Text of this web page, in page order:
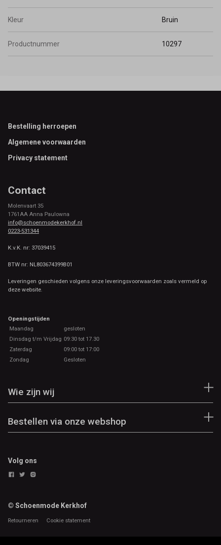
Kleur Bruin
Productnummer 10297
Footer
Bestelling herroepen
Algemene voorwaarden
Privacy statement
Contact
Molenvaart 35
1761AA Anna Paulowna
info@schoenmodekerkhof.nl
0223-531344
K.v.K. nr: 37039415
BTW nr: NL803674399B01
Leveringen geschieden volgens onze leveringsvoorwaarden zoals vermeld op
deze website.
Openingstijden
Maandag
gesloten
Dinsdag t/m Vrijdag 09:30 tot 17.30
Zaterdag
09:00 tot 17:00
Zondag
Gesloten
Wie zijn wij
Bestellen via onze webshop
Volg ons
© Schoenmode Kerkhof
Retourneren Cookie statement